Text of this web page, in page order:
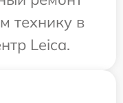
технику в
Leica.